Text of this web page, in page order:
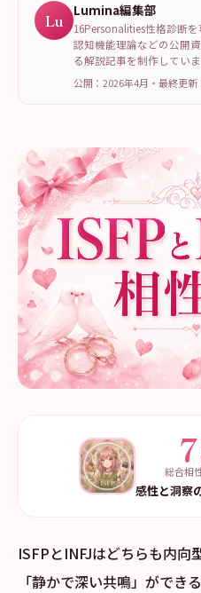
Lu Lumina編集部
16Personalities性格診断
認知機能理論などの公開
る解説記事を制作していま
公開：2026年4月 ・ 最終更新
総合相
感性と洞察
ISFPとINFJはどちらも内向
「静かで深い共鳴」ができ